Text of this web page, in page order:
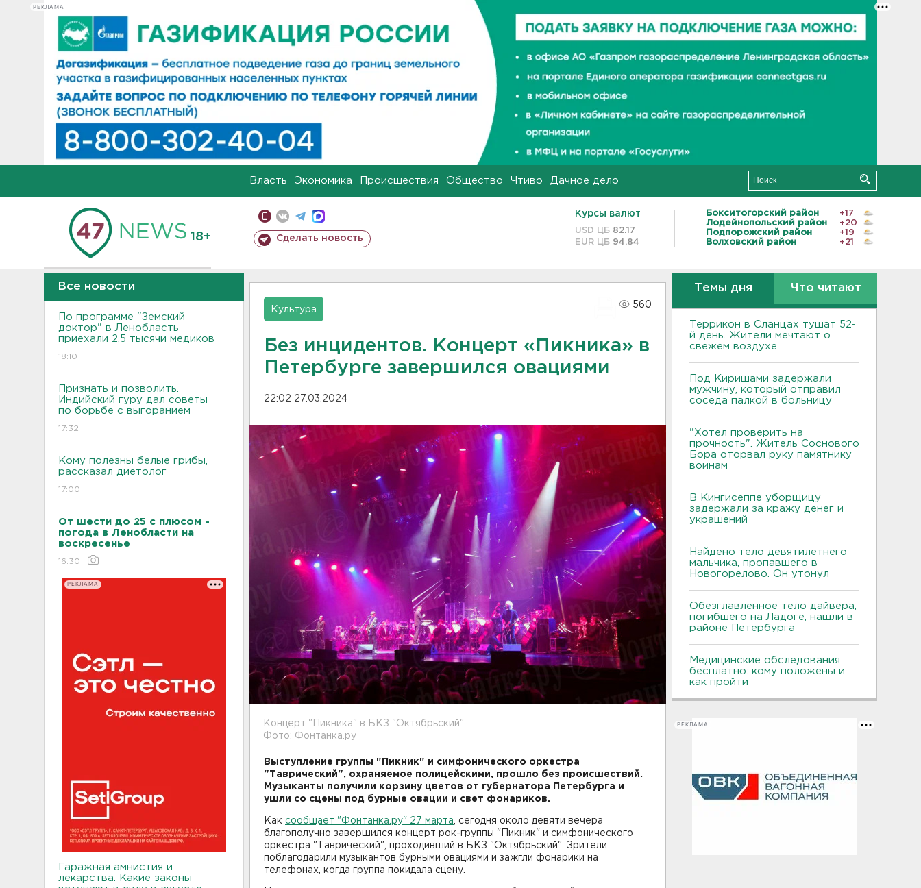
РЕКЛАМА
Власть Экономика Происшествия Общество Чтиво Дачное дело
18+ Сделать новость
Курсы валют
USD ЦБ 82.17
EUR ЦБ 94.84
Бокситогорский район
+17
Лодейнопольский район
+20
Подпорожский район
+19
Волховский район
+21
Все новости
По программе "Земский
доктор" в Ленобласть
приехали 2,5 тысячи медиков
18:10
Признать и позволить.
Индийский гуру дал советы
по борьбе с выгоранием
17:32
Кому полезны белые грибы,
рассказал диетолог
17:00
От шести до 25 с плюсом -
погода в Ленобласти на
воскресенье
16:30
РЕКЛАМА
Гаражная амнистия и
лекарства. Какие законы
Культура
560
Без инцидентов. Концерт «Пикника» в
Петербурге завершился овациями
22:02 27.03.2024
Концерт "Пикника" в БКЗ "Октябрьский"
Фото: Фонтанка.ру
Выступление группы "Пикник" и симфонического оркестра
"Таврический", охраняемое полицейскими, прошло без происшествий.
Музыканты получили корзину цветов от губернатора Петербурга и
ушли со сцены под бурные овации и свет фонариков.
Как сообщает "Фонтанка.ру" 27 марта , сегодня около девяти вечера
благополучно завершился концерт рок-группы "Пикник" и симфонического
оркестра "Таврический", проходивший в БКЗ "Октябрьский". Зрители
поблагодарили музыкантов бурными овациями и зажгли фонарики на
телефонах, когда группа покидала сцену.
Темы дня Что читают
Террикон в Сланцах тушат 52-
й день. Жители мечтают о
свежем воздухе
Под Киришами задержали
мужчину, который отправил
соседа палкой в больницу
"Хотел проверить на
прочность". Житель Соснового
Бора оторвал руку памятнику
воинам
В Кингисеппе уборщицу
задержали за кражу денег и
украшений
Найдено тело девятилетнего
мальчика, пропавшего в
Новогорелово. Он утонул
Обезглавленное тело дайвера,
погибшего на Ладоге, нашли в
районе Петербурга
Медицинские обследования
бесплатно: кому положены и
как пройти
РЕКЛАМА